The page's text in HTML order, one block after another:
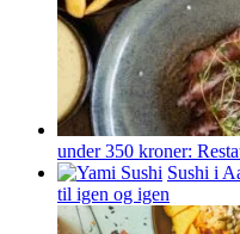
under 350 kroner:
Sushi i
til igen og igen